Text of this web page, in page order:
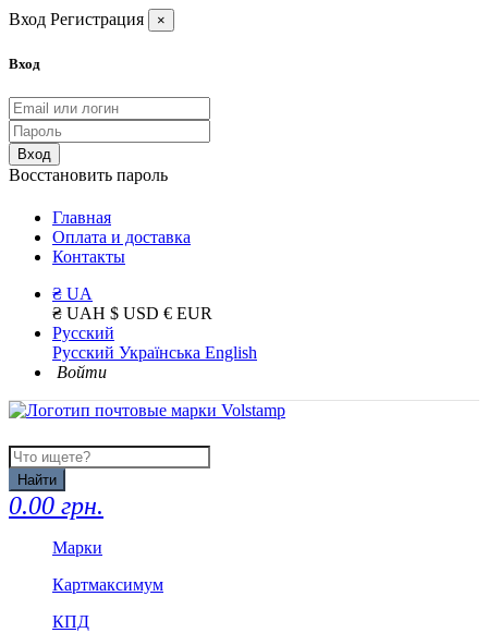
Вход Регистрация ×
Вход
Вход
Восстановить пароль
Главная
Оплата и доставка
Контакты
₴ UA
₴ UAH $ USD € EUR
Русский
Русский Українська English
Войти
Найти
0.00 грн.
Марки
Картмаксимум
КПД